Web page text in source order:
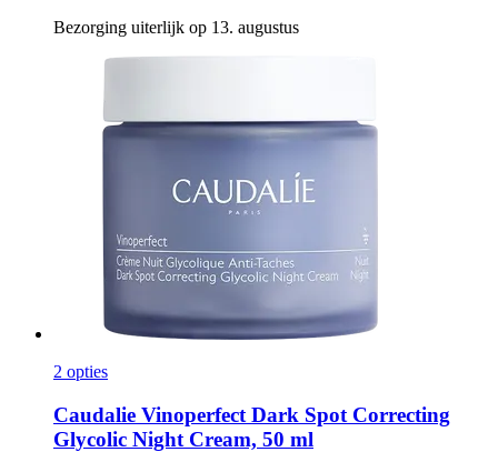
Bezorging uiterlijk op 13. augustus
2 opties
Caudalie Vinoperfect Dark Spot Correcting
Glycolic Night Cream, 50 ml